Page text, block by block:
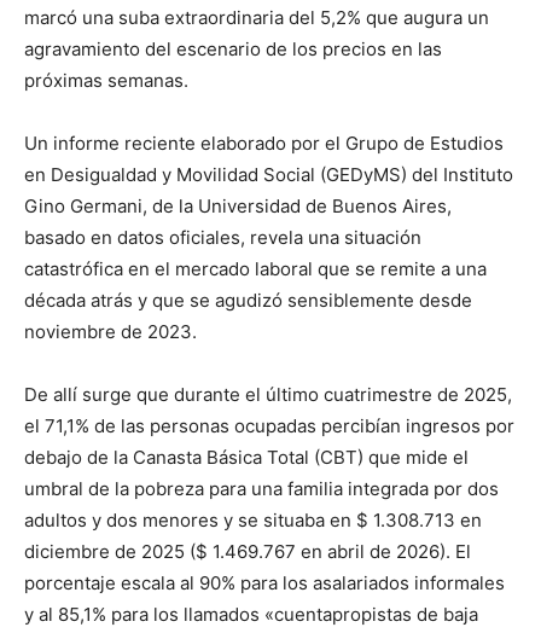
marcó una suba extraordinaria del 5,2% que augura un
agravamiento del escenario de los precios en las
próximas semanas.
Un informe reciente elaborado por el Grupo de Estudios
en Desigualdad y Movilidad Social (GEDyMS) del Instituto
Gino Germani, de la Universidad de Buenos Aires,
basado en datos oficiales, revela una situación
catastrófica en el mercado laboral que se remite a una
década atrás y que se agudizó sensiblemente desde
noviembre de 2023.
De allí surge que durante el último cuatrimestre de 2025,
el 71,1% de las personas ocupadas percibían ingresos por
debajo de la Canasta Básica Total (CBT) que mide el
umbral de la pobreza para una familia integrada por dos
adultos y dos menores y se situaba en $ 1.308.713 en
diciembre de 2025 ($ 1.469.767 en abril de 2026). El
porcentaje escala al 90% para los asalariados informales
y al 85,1% para los llamados «cuentapropistas de baja